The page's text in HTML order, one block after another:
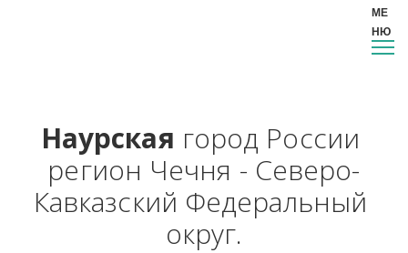
Наурская город России
регион Чечня - Северо-
Кавказский Федеральный
округ.